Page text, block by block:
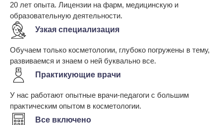
20 лет опыта. Лицензии на фарм, медицинскую и
образовательную деятельности.
Узкая специализация
Обучаем только косметологии, глубоко погружены в тему,
развиваемся и знаем о ней буквально все.
Практикующие врачи
У нас работают опытные врачи-педагоги с большим
практическим опытом в косметологии.
Все включено